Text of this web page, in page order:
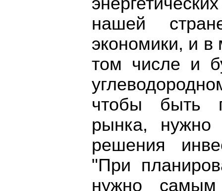
нашей
экономики, и в
том числе и
чтобы быть
рынка, нужно
решения
"При
нужно самым